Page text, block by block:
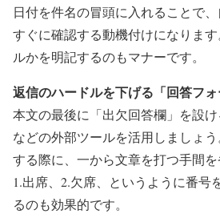
日付を件名の冒頭に入れることで
すぐに確認する動機付けになりま
ルかを明記するのもマナーです。
返信のハードルを下げる「回答フ
本文の最後に「出欠回答欄」を設
などの外部ツールを活用しましょ
する際に、一から文章を打つ手間を
1.出席、2.欠席、というように番号
るのも効果的です。